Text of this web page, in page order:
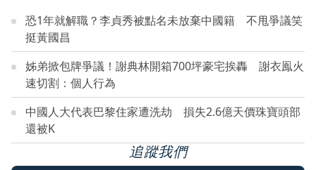
恐1年就解職？李貞秀被點名未放棄中國籍 不甩爭議笑
挺黃國昌
姊弟掀包牌爭議！謝典林開箱700坪豪宅挨轟 謝衣鳯火
速切割：個人行為
中國人大代表巴黎住家遭洗劫 損失2.6億天價珠寶頭部
還被K
追蹤我們